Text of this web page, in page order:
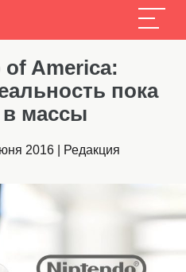
of America:
пока
в массы
2016 Редакция